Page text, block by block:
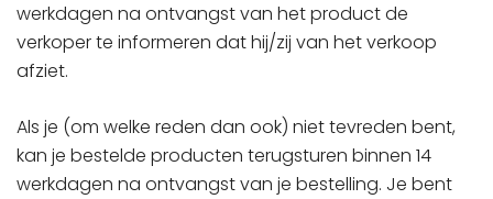
werkdagen na ontvangst van het product de
verkoper te informeren dat hij/zij van het verkoop
afziet.
Als je (om welke reden dan ook) niet tevreden bent,
kan je bestelde producten terugsturen binnen 14
werkdagen na ontvangst van je bestelling. Je bent